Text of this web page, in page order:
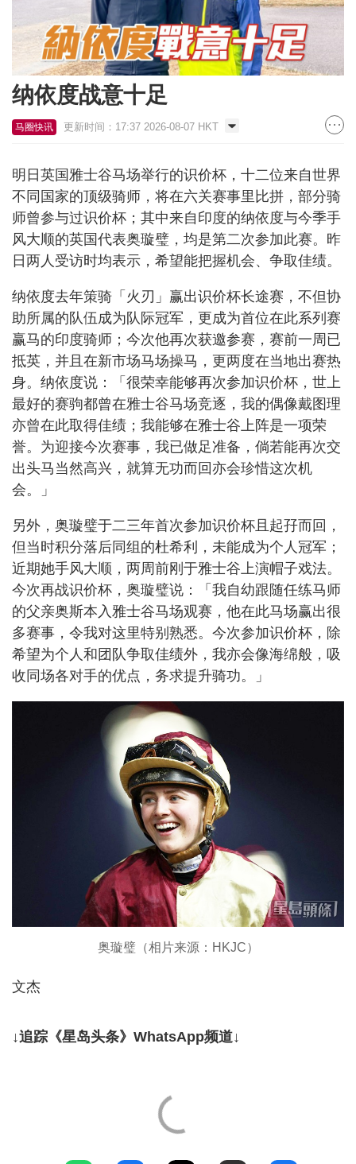
纳依度战意十足
马圈快讯 更新时间：17:37 2026-08-07 HKT
明日英国雅士谷马场举行的识价杯，十二位来自世界
不同国家的顶级骑师，将在六关赛事里比拼，部分骑
师曾参与过识价杯；其中来自印度的纳依度与今季手
风大顺的英国代表奥璇璧，均是第二次参加此赛。昨
日两人受访时均表示，希望能把握机会、争取佳绩。
纳依度去年策骑「火刃」赢出识价杯长途赛，不但协
助所属的队伍成为队际冠军，更成为首位在此系列赛
赢马的印度骑师；今次他再次获邀参赛，赛前一周已
抵英，并且在新市场马场操马，更两度在当地出赛热
身。纳依度说：「很荣幸能够再次参加识价杯，世上
最好的赛驹都曾在雅士谷马场竞逐，我的偶像戴图理
亦曾在此取得佳绩；我能够在雅士谷上阵是一项荣
誉。为迎接今次赛事，我已做足准备，倘若能再次交
出头马当然高兴，就算无功而回亦会珍惜这次机
会。」
另外，奥璇璧于二三年首次参加识价杯且起孖而回，
但当时积分落后同组的杜希利，未能成为个人冠军；
近期她手风大顺，两周前刚于雅士谷上演帽子戏法。
今次再战识价杯，奥璇璧说：「我自幼跟随任练马师
的父亲奥斯本入雅士谷马场观赛，他在此马场赢出很
多赛事，令我对这里特别熟悉。今次参加识价杯，除
希望为个人和团队争取佳绩外，我亦会像海绵般，吸
收同场各对手的优点，务求提升骑功。」
奥璇璧（相片来源：HKJC）
文杰
↓追踪《星岛头条》WhatsApp频道↓